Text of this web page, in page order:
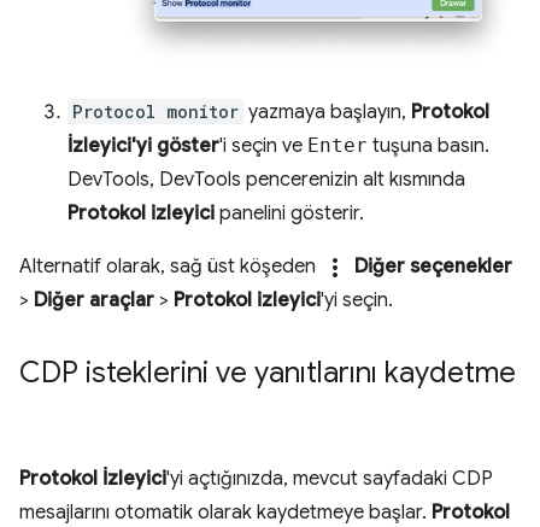
Protocol monitor yazmaya başlayın, Protokol
İzleyici'yi göster'i seçin ve Enter tuşuna basın.
DevTools, DevTools pencerenizin alt kısmında
Protokol izleyici panelini gösterir.
Alternatif olarak, sağ üst köşeden more_vert
Diğer seçenekler
> Diğer araçlar > Protokol izleyici'yi seçin.
CDP isteklerini ve yanıtlarını kaydetme
Protokol İzleyici'yi açtığınızda, mevcut sayfadaki CDP
mesajlarını otomatik olarak kaydetmeye başlar. Protokol